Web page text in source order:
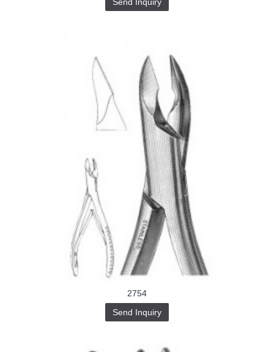
2754
Send Inquiry